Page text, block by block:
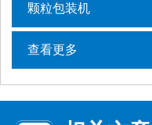
颗粒包装机
查看更多